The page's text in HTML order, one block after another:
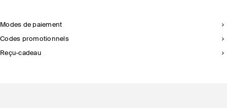
Modes de paiement
Codes promotionnels
Reçu-cadeau